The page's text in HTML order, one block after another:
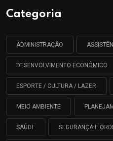
Categoria
ADMINISTRAÇÃO
DESENVOLVIMENTO ECONÔMICO
ESPORTE / CULTURA / LAZER
MEIO AMBIENTE
SAÚDE SEGURANÇA E